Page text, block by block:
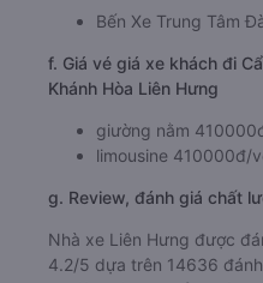
Bến Xe Trung Tâm
f. Giá vé giá xe khách đi
Khánh Hòa Liên Hưng
giường nằm
limousine 410000đ/
g. Review, đánh giá chất
Nhà xe Liên Hưng được
4.2/5 dựa trên 14636